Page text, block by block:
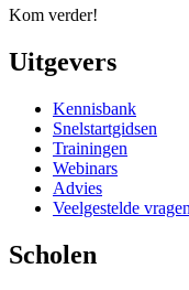
Kom verder!
Uitgevers
Kennisbank
Snelstartgidsen
Trainingen
Webinars
Advies
Veelgestelde vragen
Scholen